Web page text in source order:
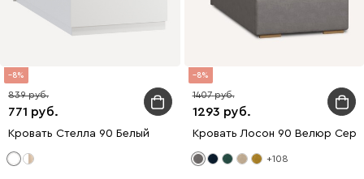
8
771
839
Кровать Стелла 90 Белый
8
1293
1407
Кровать Лосон 90 Велюр
+108